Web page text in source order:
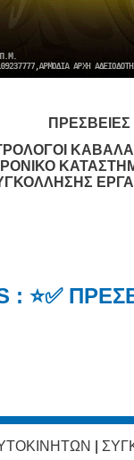
ΚΑΒΑΛΑ
: ⭐✅